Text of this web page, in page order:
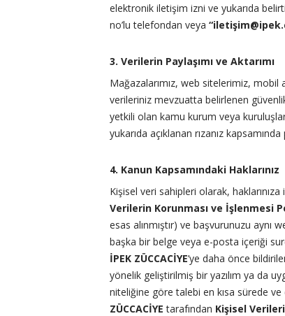
elektronik iletişim izni ve yukarıda
no’lu telefondan veya “iletiş
3. Verilerin Paylaşımı ve Aktarımı
Mağazalarımız, web sitelerimiz,
verileriniz mevzuatta belirlenen
yetkili olan kamu kurum veya
yukarıda açıklanan rızanız
4. Kanun Kapsamındaki Haklarınız
Kişisel veri sahipleri olarak,
Verilerin Korunması ve İşlenmesi
esas alınmıştır) ve başvurunuzu
başka bir belge veya e-posta içeriği
İPEK ZÜCCACİYE’ye daha önce
yönelik geliştirilmiş bir yazılım ya da
niteliğine göre talebi en kısa sürede
ZÜCCACİYE tarafından Kişisel